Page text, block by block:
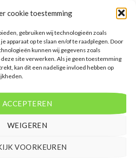
cookie toestemming
gebruiken wij technologieën zoals
apparaat op te slaan en/of te raadplegen. Door
kunnen wij gegevens zoals
site verwerken. Als je geen toestemming
kan dit een nadelige invloed hebben op
ACCEPTEREN
WEIGEREN
VOORKEUREN
en budget.
Beukers/Tilburg